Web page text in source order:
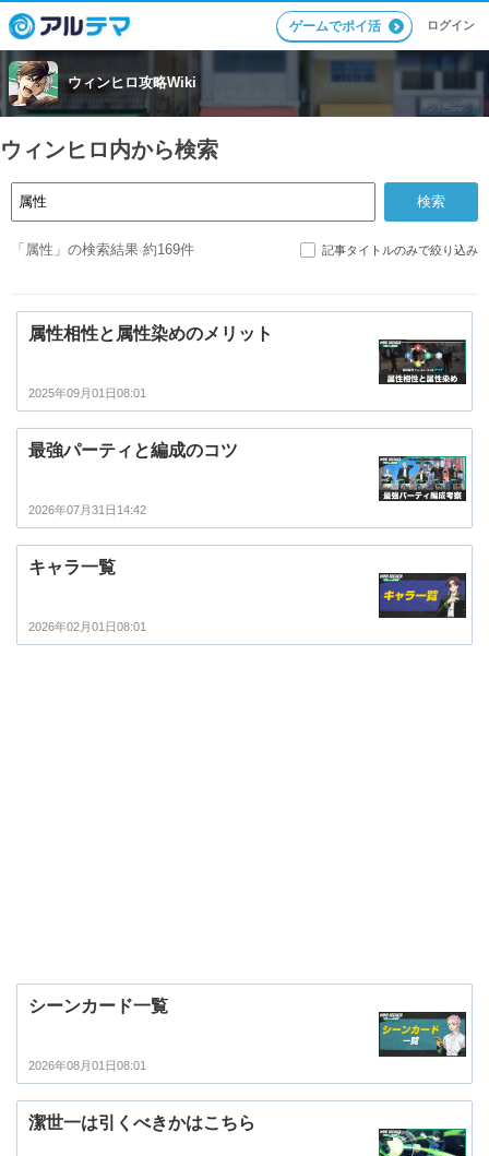
ゲームでポイ活 ログイン
ウィンヒロ攻略Wiki
ウィンヒロ内から検索
「属性」の検索結果 約169件 記事タイトルのみで絞り込み
属性相性と属性染めのメリット
2025年09月01日08:01
最強パーティと編成のコツ
2026年07月31日14:42
キャラ一覧
2026年02月01日08:01
シーンカード一覧
2026年08月01日08:01
潔世一は引くべきかはこちら